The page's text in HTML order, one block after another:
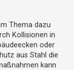
Thema dazu
Kollisionen in
oder
aus Stahl die
kann